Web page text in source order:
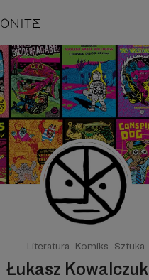
Literatura Komiks Sztuka
Łukasz Kowalczuk